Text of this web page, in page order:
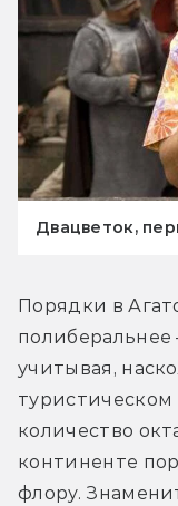
Двацветок,
Порядки в
полиберальнее
учитывая,
туристическом
количество
континенте
флору.